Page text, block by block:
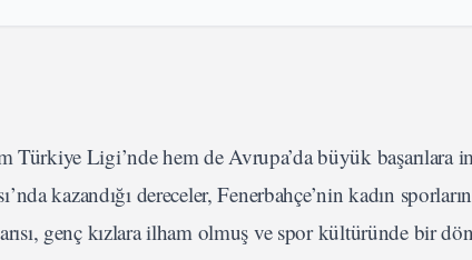
Ligi’nde hem de Avrupa’da büyük başarılara
kazandığı dereceler, Fenerbahçe’nin kadın
genç kızlara ilham olmuş ve spor kültüründe bir